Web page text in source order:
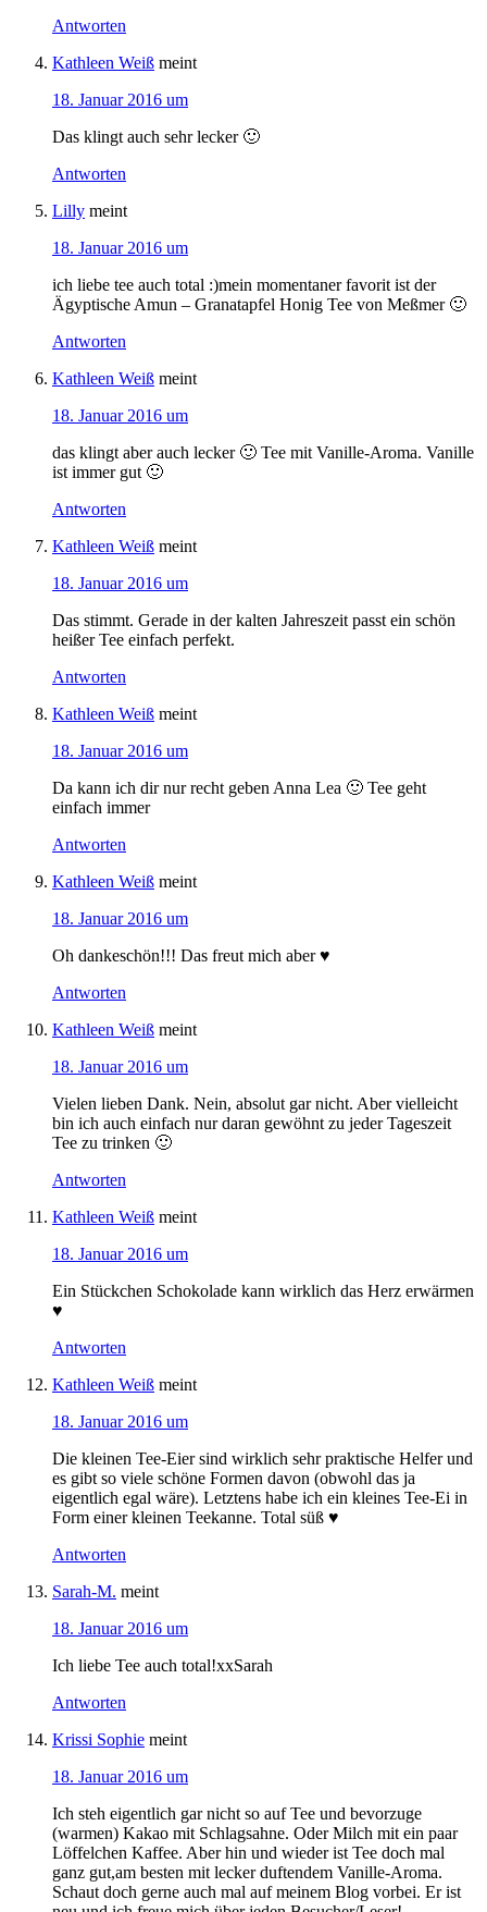
Antworten
Kathleen Weiß meint
18. Januar 2016 um
Das klingt auch sehr lecker 🙂
Antworten
Lilly meint
18. Januar 2016 um
ich liebe tee auch total :)mein momentaner favorit ist der
Ägyptische Amun – Granatapfel Honig Tee von Meßmer 🙂
Antworten
Kathleen Weiß meint
18. Januar 2016 um
das klingt aber auch lecker 🙂 Tee mit Vanille-Aroma. Vanille
ist immer gut 🙂
Antworten
Kathleen Weiß meint
18. Januar 2016 um
Das stimmt. Gerade in der kalten Jahreszeit passt ein schön
heißer Tee einfach perfekt.
Antworten
Kathleen Weiß meint
18. Januar 2016 um
Da kann ich dir nur recht geben Anna Lea 🙂 Tee geht
einfach immer
Antworten
Kathleen Weiß meint
18. Januar 2016 um
Oh dankeschön!!! Das freut mich aber ♥
Antworten
Kathleen Weiß meint
18. Januar 2016 um
Vielen lieben Dank. Nein, absolut gar nicht. Aber vielleicht
bin ich auch einfach nur daran gewöhnt zu jeder Tageszeit
Tee zu trinken 🙂
Antworten
Kathleen Weiß meint
18. Januar 2016 um
Ein Stückchen Schokolade kann wirklich das Herz erwärmen
♥
Antworten
Kathleen Weiß meint
18. Januar 2016 um
Die kleinen Tee-Eier sind wirklich sehr praktische Helfer und
es gibt so viele schöne Formen davon (obwohl das ja
eigentlich egal wäre). Letztens habe ich ein kleines Tee-Ei in
Form einer kleinen Teekanne. Total süß ♥
Antworten
Sarah-M. meint
18. Januar 2016 um
Ich liebe Tee auch total!xxSarah
Antworten
Krissi Sophie meint
18. Januar 2016 um
Ich steh eigentlich gar nicht so auf Tee und bevorzuge
(warmen) Kakao mit Schlagsahne. Oder Milch mit ein paar
Löffelchen Kaffee. Aber hin und wieder ist Tee doch mal
ganz gut,am besten mit lecker duftendem Vanille-Aroma.
Schaut doch gerne auch mal auf meinem Blog vorbei. Er ist